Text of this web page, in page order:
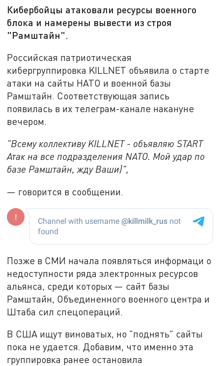
Кибербойцы атаковали ресурсы военного
блока и намерены вывести из строя
"Рамштайн".
Российская патриотическая
кибергруппировка KILLNET объявила о старте
атаки на сайты НАТО и военной базы
Рамштайн. Соответствующая запись
появилась в их телеграм-канале накануне
вечером.
"Всему коллективу KILLNET - объявляю START
Атак на все подразделения NATO. Мой удар по
базе Рамштайн, жду Ваши)",
— говорится в сообщении.
Позже в СМИ начала появляться информаци о
недоступности ряда электронных ресурсов
альянса, среди которых — сайт базы
Рамштайн, Объединенного военного центра и
Штаба сил спецопераций.
В США ищут виноватых, но "поднять" сайты
пока не удается. Добавим, что именно эта
группировка ранее остановила